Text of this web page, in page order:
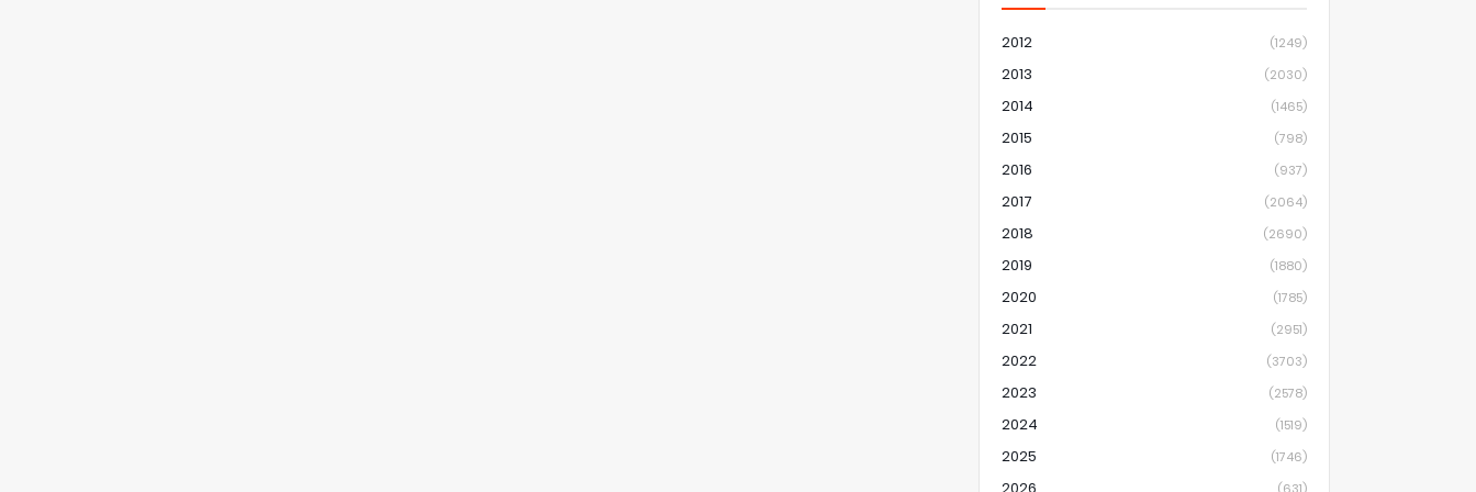
2012 (1249)
2013 (2030)
2014 (1465)
2015 (798)
2016 (937)
2017 (2064)
2018 (2690)
2019 (1880)
2020 (1785)
2021 (2951)
2022 (3703)
2023 (2578)
2024 (1519)
2025 (1746)